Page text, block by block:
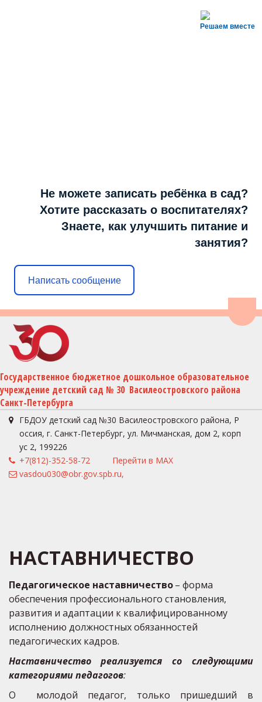
Решаем вместе
Не можете записать ребёнка в сад?
Хотите рассказать о воспитателях?
Знаете, как улучшить питание и
занятия?
Написать сообщение
Государственное бюджетное дошкольное образовательное
учреждение детский сад № 30  Василеостровского района
Санкт-Петербурга
ГБДОУ детский сад №30 Василеостровского района, Р
оссия, г. Санкт-Петербург, ул. Мичманская, дом 2, корп
ус 2, 199226
+7(812)-352-58-72
Перейти в MAX
vasdou030@obr.gov.spb.ru,
НАСТАВНИЧЕСТВО
Педагогическое наставничество – форма
обеспечения профессионального становления,
развития и адаптации к квалифицированному
исполнению должностных обязанностей
педагогических кадров.
Наставничество реализуется со следующими
категориями педагогов:
O молодой педагог, только пришедший в